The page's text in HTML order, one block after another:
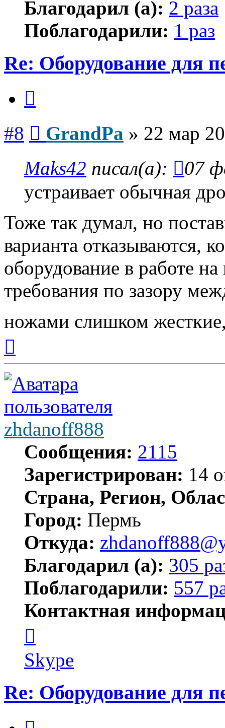
Благодарил (а): 2 раза
Поблагодарили: 1 раз
Re: Оборудование для
#8 GrandPa » 22 мар
Maks42 писал(а):
07
устраивает обычная
Тоже так думал, но
варианта отказываются,
оборудование в работе
требования по зазору
ножами слишком
началу
zhdanoff888
Сообщения: 2115
Зарегистрирован: 14
Страна, Регион,
Город: Пермь
Откуда:
Благодарил (а): 305
Поблагодарили: 557
Контактная
пользователя
zhdanoff888
Skype
Re: Оборудование для